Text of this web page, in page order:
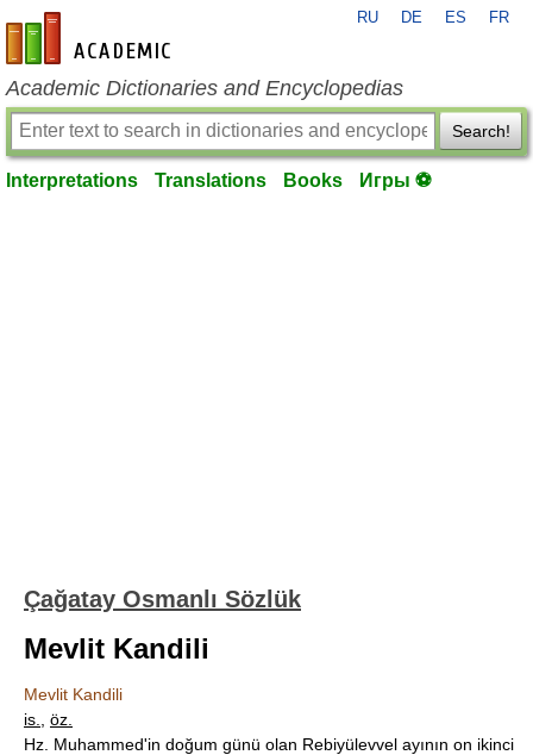
en-academic.com
RU DE ES FR
Academic Dictionaries and Encyclopedias
Search!
Interpretations Translations Books Игры ⚽
Çağatay Osmanlı Sözlük
Mevlit Kandili
Mevlit Kandili
is.
öz.
Hz. Muhammed'in doğum günü olan Rebiyülevvel ayının on ikinci